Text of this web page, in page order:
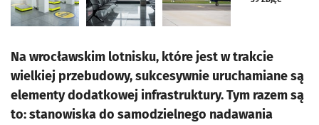
Na wrocławskim lotnisku, które jest w trakcie
wielkiej przebudowy, sukcesywnie uruchamiane są
elementy dodatkowej infrastruktury. Tym razem są
to: stanowiska do samodzielnego nadawania